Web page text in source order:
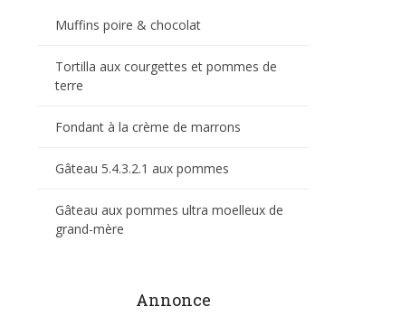
Muffins poire & chocolat
Tortilla aux courgettes et pommes de
terre
Fondant à la crème de marrons
Gâteau 5.4.3.2.1 aux pommes
Gâteau aux pommes ultra moelleux de
grand-mère
Annonce